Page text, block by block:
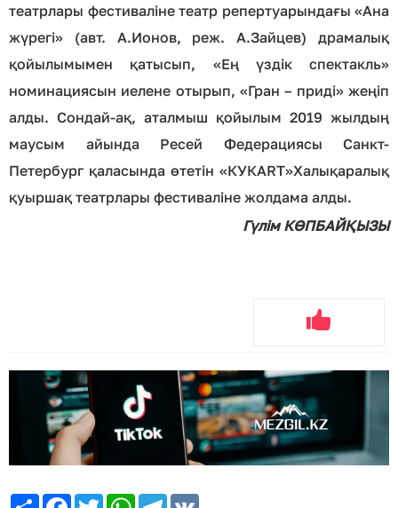
театрлары фестиваліне театр репертуарындағы «Ана
жүрегі» (авт. А.Ионов, реж. А.Зайцев) драмалық
қойылымымен қатысып, «Ең үздік спектакль»
номинациясын иелене отырып, «Гран – приді» жеңіп
алды. Сондай-ақ, аталмыш қойылым 2019 жылдың
маусым айында Ресей Федерациясы Санкт-
Петербург қаласында өтетін «КУКART»Халықаралық
қуыршақ театрлары фестиваліне жолдама алды.
Гүлім КӨПБАЙҚЫЗЫ
Share Facebook
TwitterWhatsApp
Telegram